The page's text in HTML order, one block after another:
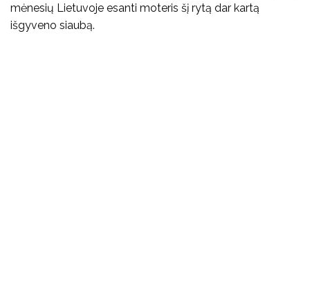
mėnesių Lietuvoje esanti moteris šį rytą dar kartą
išgyveno siaubą.